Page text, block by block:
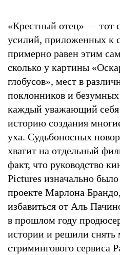
«Крестный отец» — тот
усилий, приложенных к
примерно равен этим
сколько у картины
глобусов», мест в
поклонников и безумных
каждый уважающий
историю создания
уха. Судьбоносных
хватит на отдельный
факт, что руководство
Pictures изначально
проекте Марлона
избавиться от Аль
в прошлом году
истории и решили снять
стримингового сервиса